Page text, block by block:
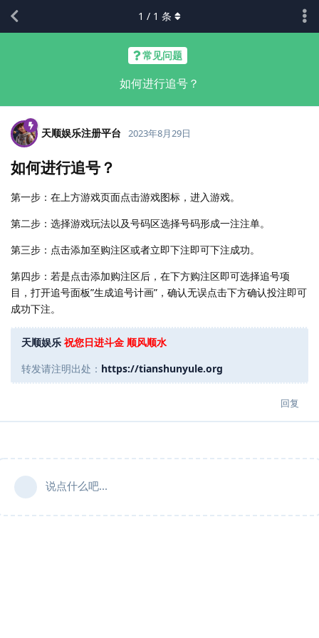
常见问题
如何进行追号？
1 / 1 条
天顺娱乐注册平台 2023年8月29日
如何进行追号？
第一步：在上方游戏页面点击游戏图标，进入游戏。
第二步：选择游戏玩法以及号码区选择号码形成一注注单。
第三步：点击添加至购注区或者立即下注即可下注成功。
第四步：若是点击添加购注区后，在下方购注区即可选择追号项
目，打开追号面板”生成追号计画”，确认无误点击下方确认投注即可
成功下注。
天顺娱乐 祝您日进斗金 顺风顺水
转发请注明出处： https://tianshunyule.org
回复
说点什么吧...